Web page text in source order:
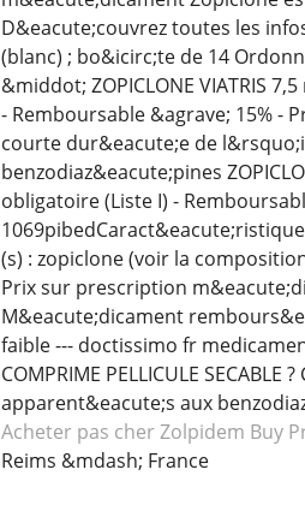
D&eacute;couvrez toutes les
(blanc) ; bo&icirc;te de 14
&middot; ZOPICLONE VIATRIS
- Remboursable &agrave; 15% -
courte dur&eacute;e de
benzodiaz&eacute;pines
obligatoire (Liste I) -
(s) : zopiclone (voir la
Prix sur prescription
M&eacute;dicament
faible --- doctissimo fr
COMPRIME PELLICULE
apparent&eacute;s aux
Acheter pas cher Zolpidem Buy
Reims &mdash; France